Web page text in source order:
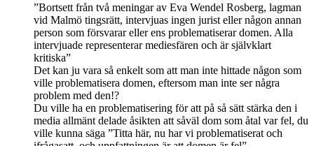
”Bortsett från två meningar av Eva Wendel Rosberg, lagman
vid Malmö tingsrätt, intervjuas ingen jurist eller någon annan
person som försvarar eller ens problematiserar domen. Alla
intervjuade representerar mediesfären och är självklart
kritiska”
Det kan ju vara så enkelt som att man inte hittade någon som
ville problematisera domen, eftersom man inte ser några
problem med den!?
Du ville ha en problematisering för att på så sätt stärka den i
media allmänt delade åsikten att såväl dom som åtal var fel, du
ville kunna säga ”Titta här, nu har vi problematiserat och